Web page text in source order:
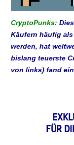
CryptoPunks:
Käufern häufig
werden, hat
bislang teuerste
von links) fand
FÜR